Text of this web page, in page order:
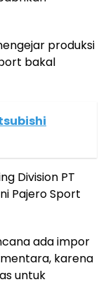
produksi
bakal
Division PT
Pajero Sport
ada impor
karena
untuk